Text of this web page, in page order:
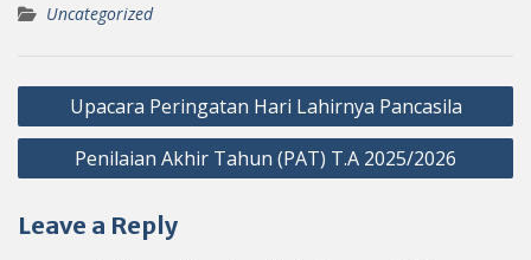
Uncategorized
Post
navigation
Upacara Peringatan Hari Lahirnya Pancasila
Penilaian Akhir Tahun (PAT) T.A 2025/2026
Leave a Reply